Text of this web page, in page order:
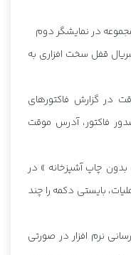
در نمایشگر دوم
قفل سخت افزاری به
در گزارش فاکتورهای
فاکتور، آدرس موقت
چاپ آشپزخانه » در
بایستی دکمه را چند
نرم افزار در صورتی